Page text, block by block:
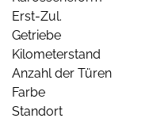
Erst-Zul.
Getriebe
Kilometerstand
Anzahl der Türen
Farbe
Standort